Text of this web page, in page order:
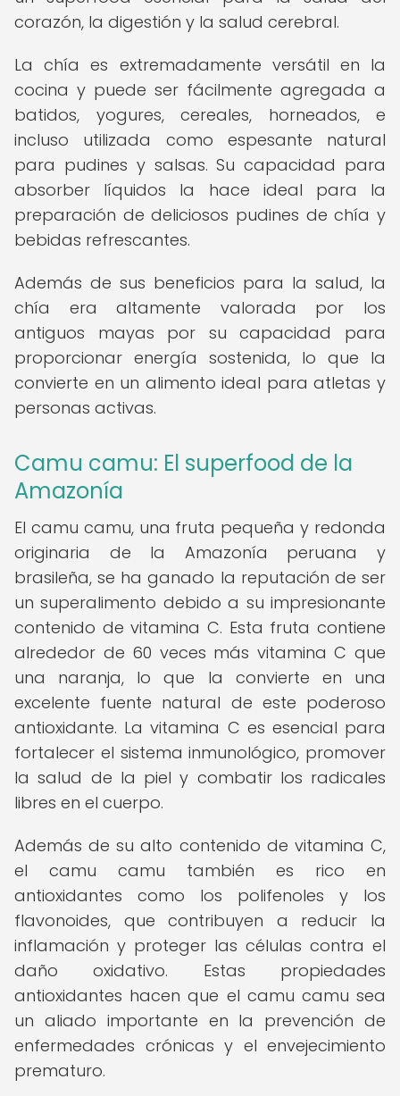
corazón, la digestión y la salud cerebral.
La chía es extremadamente versátil en la
cocina y puede ser fácilmente agregada a
batidos, yogures, cereales, horneados, e
incluso utilizada como espesante natural
para pudines y salsas. Su capacidad para
absorber líquidos la hace ideal para la
preparación de deliciosos pudines de chía y
bebidas refrescantes.
Además de sus beneficios para la salud, la
chía era altamente valorada por los
antiguos mayas por su capacidad para
proporcionar energía sostenida, lo que la
convierte en un alimento ideal para atletas y
personas activas.
Camu camu: El superfood de la
Amazonía
El camu camu, una fruta pequeña y redonda
originaria de la Amazonía peruana y
brasileña, se ha ganado la reputación de ser
un superalimento debido a su impresionante
contenido de vitamina C. Esta fruta contiene
alrededor de 60 veces más vitamina C que
una naranja, lo que la convierte en una
excelente fuente natural de este poderoso
antioxidante. La vitamina C es esencial para
fortalecer el sistema inmunológico, promover
la salud de la piel y combatir los radicales
libres en el cuerpo.
Además de su alto contenido de vitamina C,
el camu camu también es rico en
antioxidantes como los polifenoles y los
flavonoides, que contribuyen a reducir la
inflamación y proteger las células contra el
daño oxidativo. Estas propiedades
antioxidantes hacen que el camu camu sea
un aliado importante en la prevención de
enfermedades crónicas y el envejecimiento
prematuro.